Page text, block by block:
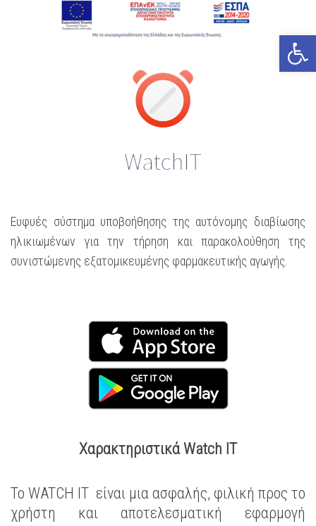
Ευφυές σύστημα υποβοήθησης της αυτόνομης διαβίωσης
ηλικιωμένων για την τήρηση και παρακολούθηση της
συνιστώμενης εξατομικευμένης φαρμακευτικής αγωγής.
Χαρακτηριστικά Watch IT
Το WATCH IT είναι μια ασφαλής, φιλική προς το
χρήστη και αποτελεσματική εφαρμογή